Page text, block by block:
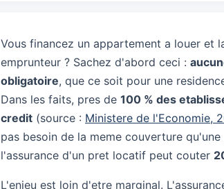
Vous financez un appartement a louer et
emprunteur ? Sachez d'abord ceci :
obligatoire, que ce soit pour une
Dans les faits, pres de 100 % des
credit (source : Ministere de l'Economie,
pas besoin de la meme couverture
l'assurance d'un pret locatif peut couter
L'enjeu est loin d'etre marginal.